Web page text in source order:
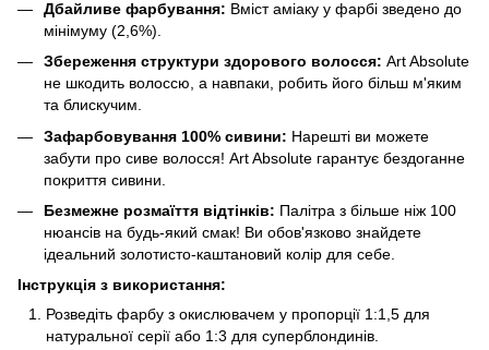
Дбайливе фарбування: Вміст аміаку у фарбі зведено до
мінімуму (2,6%).
Збереження структури здорового волосся: Art Absolute
не шкодить волоссю, а навпаки, робить його більш м'яким
та блискучим.
Зафарбовування 100% сивини: Нарешті ви можете
забути про сиве волосся! Art Absolute гарантує бездоганне
покриття сивини.
Безмежне розмаїття відтінків: Палітра з більше ніж 100
нюансів на будь-який смак! Ви обов'язково знайдете
ідеальний золотисто-каштановий колір для себе.
Інструкція з використання:
Розведіть фарбу з окислювачем у пропорції 1:1,5 для
натуральної серії або 1:3 для суперблондинів.